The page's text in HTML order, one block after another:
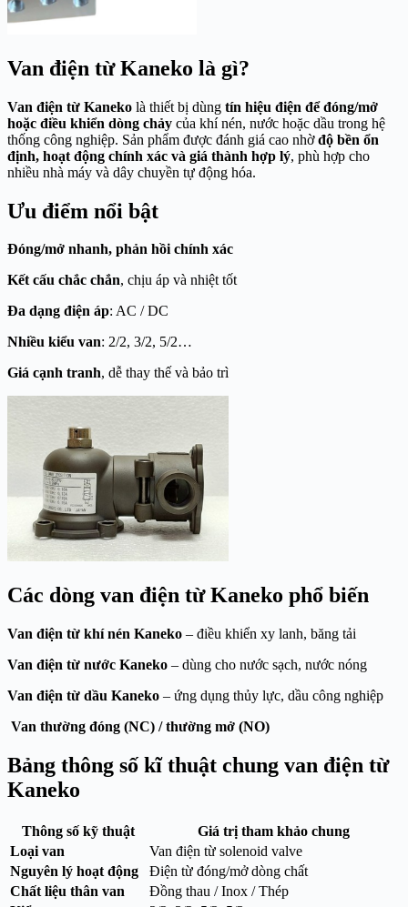
Van điện từ Kaneko là gì?
Van điện từ Kaneko là thiết bị dùng tín hiệu điện để đóng/mở
hoặc điều khiển dòng chảy của khí nén, nước hoặc dầu trong hệ
thống công nghiệp. Sản phẩm được đánh giá cao nhờđộ bền ổn
định, hoạt động chính xác và giá thành hợp lý, phù hợp cho
nhiều nhà máy và dây chuyền tự động hóa.
Ưu điểm nổi bật
Đóng/mở nhanh, phản hồi chính xác
Kết cấu chắc chắn, chịu áp và nhiệt tốt
Đa dạng điện áp: AC / DC
Nhiều kiểu van: 2/2, 3/2, 5/2…
Giá cạnh tranh, dễ thay thế và bảo trì
Các dòng van điện từ Kaneko phổ biến
Van điện từ khí nén Kaneko – điều khiển xy lanh, băng tải
Van điện từ nước Kaneko – dùng cho nước sạch, nước nóng
Van điện từ dầu Kaneko – ứng dụng thủy lực, dầu công nghiệp
Van thường đóng (NC) / thường mở (NO)
Bảng thông số kĩ thuật chung van điện từ
Kaneko
Thông số kỹ thuật
Giá trị tham khảo chung
Loại van
Van điện từ solenoid valve
Nguyên lý hoạt động
Điện từ đóng/mở dòng chất
Chất liệu thân van
Đồng thau / Inox / Thép